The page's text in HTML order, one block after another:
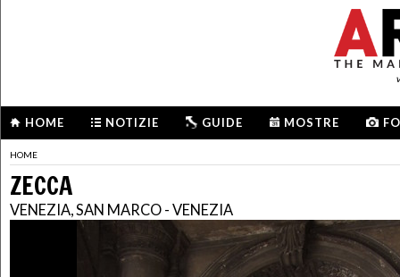
HOME NOTIZIE GUIDE MOSTRE
HOME
ZECCA
VENEZIA, SAN MARCO - VENEZIA